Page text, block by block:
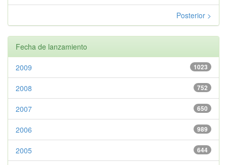
Posterior >
Fecha de lanzamiento
1023
2009
752
2008
650
2007
989
2006
644
2005